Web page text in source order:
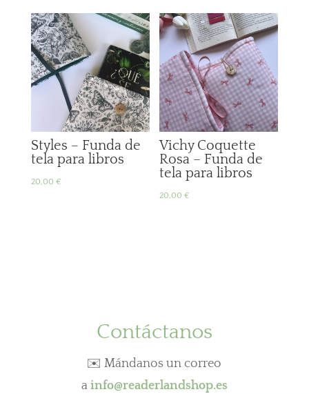
Styles – Funda de
tela para libros
20,00 €
Vichy Coquette
Rosa – Funda de
tela para libros
20,00€
Contáctanos
✉️ Mándanos un correo
a info@readerlandshop.es